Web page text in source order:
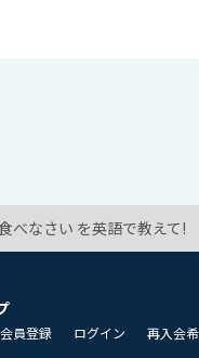
べなさい を英語で教えて!
員登録 ログイン 再入会